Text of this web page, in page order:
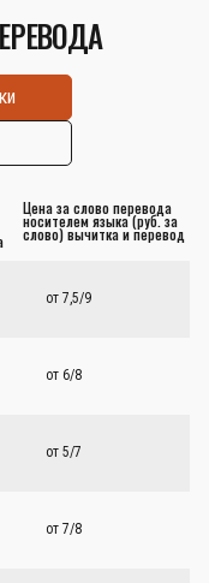
Цена за слово перевода
носителем языка (руб. за
слово) вычитка и перевод
от 7,5/9
от 6/8
от 5/7
от 7/8